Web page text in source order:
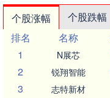
个股涨幅 个股跌幅
排名
名称
1
N展芯
2 锐翔智能
3 志特新材